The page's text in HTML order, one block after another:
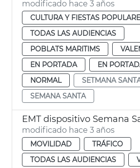
modificado hace 3 años
CULTURA Y FIESTAS
TODAS LAS AUDIENCIAS
POBLATS MARITIMS
EN PORTADA
EN
NORMAL
SETMANA
SEMANA SANTA
EMT dispositivo Semana
modificado hace 3 años
MOVILIDAD
TRÁFICO
TODAS LAS AUDIENCIAS